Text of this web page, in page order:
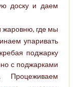
доску и даем
жаровню, где мы
упаривать
поджарку
с поджарками